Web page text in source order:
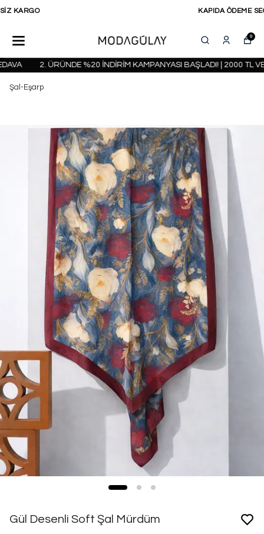
0
2. ÜRÜNDE %20 İNDİRİM KAMPANYASI BAŞLADI! | 2000 TL VE
Şal-Eşarp
Gül Desenli Soft Şal Mürdüm